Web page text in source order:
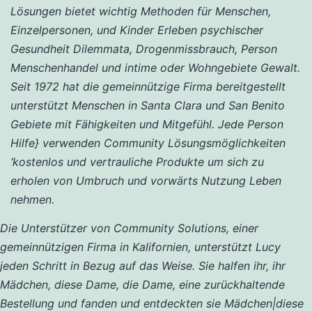
Lösungen bietet wichtig Methoden für Menschen,
Einzelpersonen, und Kinder Erleben psychischer
Gesundheit Dilemmata, Drogenmissbrauch, Person
Menschenhandel und intime oder Wohngebiete Gewalt.
Seit 1972 hat die gemeinnützige Firma bereitgestellt
unterstützt Menschen in Santa Clara und San Benito
Gebiete mit Fähigkeiten und Mitgefühl. Jede Person
Hilfe} verwenden Community Lösungsmöglichkeiten
‘kostenlos und vertrauliche Produkte um sich zu
erholen von Umbruch und vorwärts Nutzung Leben
nehmen.
Die Unterstützer von Community Solutions, einer
gemeinnützigen Firma in Kalifornien, unterstützt Lucy
jeden Schritt in Bezug auf das Weise. Sie halfen ihr, ihr
Mädchen, diese Dame, die Dame, eine zurückhaltende
Bestellung und fanden und entdeckten sie Mädchen|diese